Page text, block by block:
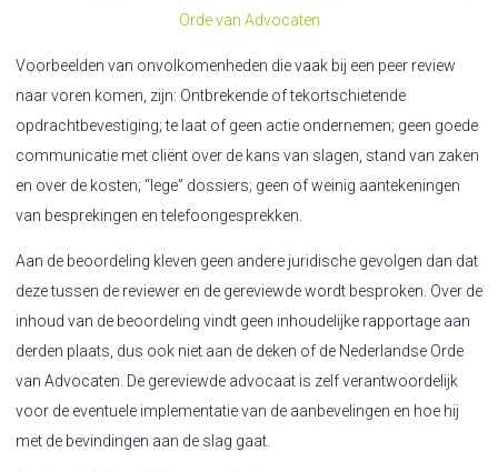
Orde van Advocaten
Voorbeelden van onvolkomenheden die vaak bij een peer review
naar voren komen, zijn: Ontbrekende of tekortschietende
opdrachtbevestiging; te laat of geen actie ondernemen; geen goede
communicatie met cliënt over de kans van slagen, stand van zaken
en over de kosten; “lege” dossiers; geen of weinig aantekeningen
van besprekingen en telefoongesprekken.
Aan de beoordeling kleven geen andere juridische gevolgen dan dat
deze tussen de reviewer en de gereviewde wordt besproken. Over de
inhoud van de beoordeling vindt geen inhoudelijke rapportage aan
derden plaats, dus ook niet aan de deken of de Nederlandse Orde
van Advocaten. De gereviewde advocaat is zelf verantwoordelijk
voor de eventuele implementatie van de aanbevelingen en hoe hij
met de bevindingen aan de slag gaat.